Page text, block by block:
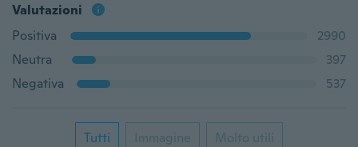
Valutazioni
Positiva
2990
Neutra
397
Negativa
537
Tutti Immagine Molto utili